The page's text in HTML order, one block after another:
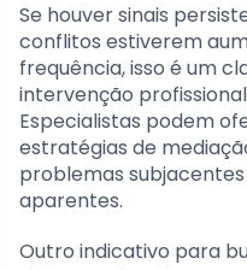
Se houver sinais
conflitos estiverem
frequência, isso é um
intervenção
Especialistas podem
estratégias de
problemas
aparentes.
Outro indicativo para